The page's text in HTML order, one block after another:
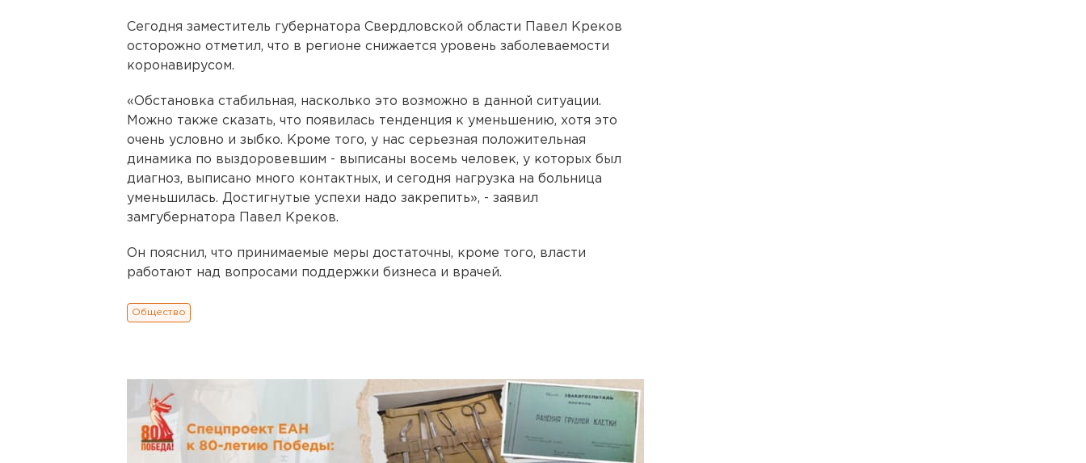
Сегодня заместитель губернатора Свердловской области Павел Креков
осторожно отметил, что в регионе снижается уровень заболеваемости
коронавирусом.
«Обстановка стабильная, насколько это возможно в данной ситуации.
Можно также сказать, что появилась тенденция к уменьшению, хотя это
очень условно и зыбко. Кроме того, у нас серьезная положительная
динамика по выздоровевшим - выписаны восемь человек, у которых был
диагноз, выписано много контактных, и сегодня нагрузка на больница
уменьшилась. Достигнутые успехи надо закрепить», - заявил
замгубернатора Павел Креков.
Он пояснил, что принимаемые меры достаточны, кроме того, власти
работают над вопросами поддержки бизнеса и врачей.
Общество